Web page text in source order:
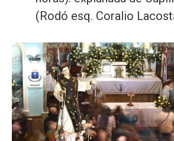
(Rodó esq. Coralio